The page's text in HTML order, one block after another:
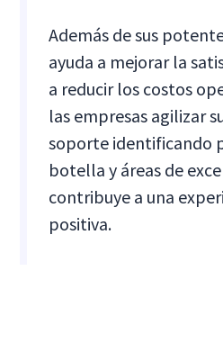
Además de sus
ayuda a mejorar la
a reducir los costos
las empresas agilizar
soporte identificando
botella y áreas de
contribuye a una
positiva.